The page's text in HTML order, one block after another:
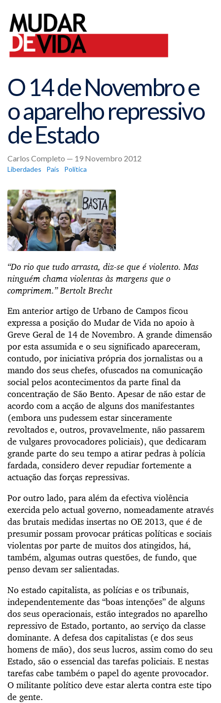
O 14 de Novembro e
o aparelho repressivo
de Estado
Carlos Completo — 19 Novembro 2012
Liberdades País Política
“Do rio que tudo arrasta, diz-se que é violento. Mas
ninguém chama violentas às margens que o
comprimem.” Bertolt Brecht
Em anterior artigo de Urbano de Campos ficou
expressa a posição do Mudar de Vida no apoio à
Greve Geral de 14 de Novembro. A grande dimensão
por esta assumida e o seu significado apareceram,
contudo, por iniciativa própria dos jornalistas ou a
mando dos seus chefes, ofuscados na comunicação
social pelos acontecimentos da parte final da
concentração de São Bento. Apesar de não estar de
acordo com a acção de alguns dos manifestantes
(embora uns pudessem estar sinceramente
revoltados e, outros, provavelmente, não passarem
de vulgares provocadores policiais), que dedicaram
grande parte do seu tempo a atirar pedras à polícia
fardada, considero dever repudiar fortemente a
actuação das forças repressivas.
Por outro lado, para além da efectiva violência
exercida pelo actual governo, nomeadamente através
das brutais medidas insertas no OE 2013, que é de
presumir possam provocar práticas políticas e sociais
violentas por parte de muitos dos atingidos, há,
também, algumas outras questões, de fundo, que
penso devam ser salientadas.
No estado capitalista, as polícias e os tribunais,
independentemente das “boas intenções” de alguns
dos seus operacionais, estão integrados no aparelho
repressivo de Estado, portanto, ao serviço da classe
dominante. A defesa dos capitalistas (e dos seus
homens de mão), dos seus lucros, assim como do seu
Estado, são o essencial das tarefas policiais. E nestas
tarefas cabe também o papel do agente provocador.
O militante político deve estar alerta contra este tipo
de gente.